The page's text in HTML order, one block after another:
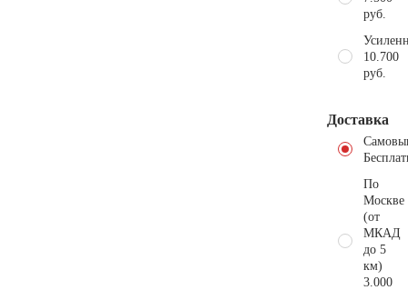
руб.
10.700
руб.
Доставка
По
Москве
(от
МКАД
до 5
км)
3.000